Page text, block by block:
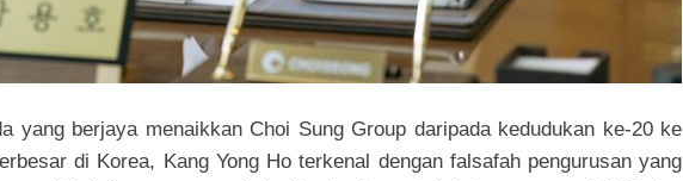
yang berjaya menaikkan Choi Sung Group daripada kedudukan ke-20 ke
di Korea, Kang Yong Ho terkenal dengan falsafah pengurusan yang